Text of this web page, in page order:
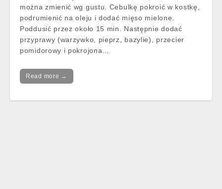
można zmienić wg gustu. Cebulkę pokroić w kostkę,
podrumienić na oleju i dodać mięso mielone.
Poddusić przez około 15 min. Następnie dodać
przyprawy (warzywko, pieprz, bazylie), przecier
pomidorowy i pokrojona…
Read more →